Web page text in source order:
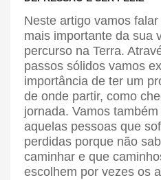
Neste artigo vamos
mais importante da sua
percurso na Terra.
passos sólidos vamos
importância de ter um
de onde partir, como
jornada. Vamos
aquelas pessoas que
perdidas porque não
caminhar e que
escolhem por vezes os